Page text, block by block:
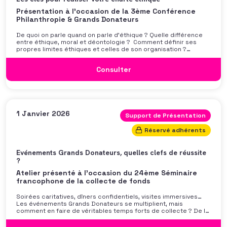
Présentation à l'occasion de la 3ème Conférence
Philanthropie & Grands Donateurs
De quoi on parle quand on parle d’éthique ? Quelle différence
entre éthique, moral et déontologie ? Comment définir ses
propres limites éthiques et celles de son organisation ?
Comment travailler avec sa gouvernance et sa direction
structure ? Est-ce qu’une black-list suffit ? Dans cet atelier
Philanthropie 2024. […]
Consulter
1 Janvier 2026
Support de Présentation
Réservé adhérents
Evénements Grands Donateurs, quelles clefs de réussite
?
Atelier présenté à l'occasion du 24ème Séminaire
francophone de la collecte de fonds
Soirées caritatives, dîners confidentiels, visites immersives…
Les événements Grands Donateurs se multiplient, mais
comment en faire de véritables temps forts de collecte ? De la
stratégie d’invitation à la scénographie, du rôle des